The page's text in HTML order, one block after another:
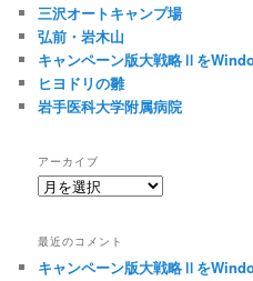
三沢オートキャンプ場
弘前・岩木山
キャンペーン版大戦略Ⅱを
ヒヨドリの雛
岩手医科大学附属病院
アーカイブ
ア
イ
ブ
最近のコメント
キャンペーン版大戦略Ⅱを